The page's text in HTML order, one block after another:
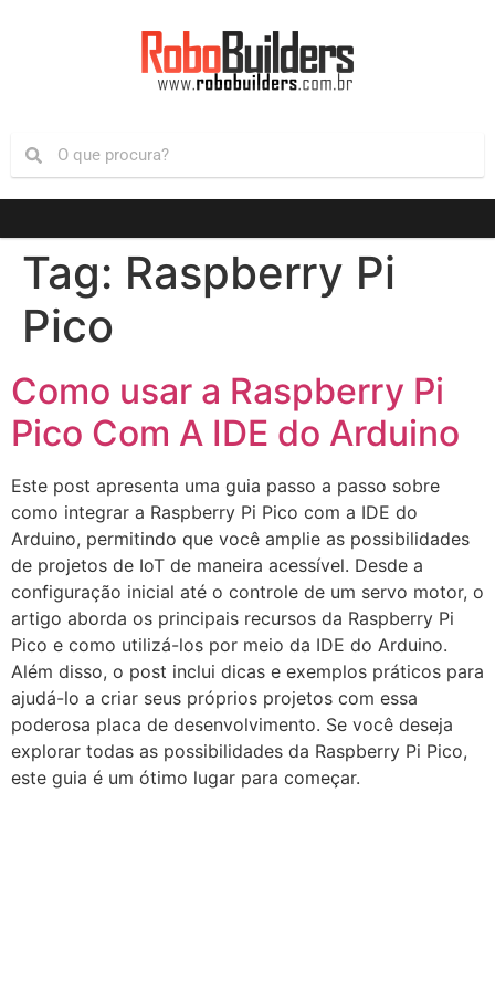
Tag: Raspberry Pi
Pico
Como usar a Raspberry Pi
Pico Com A IDE do Arduino
Este post apresenta uma guia passo a passo sobre
como integrar a Raspberry Pi Pico com a IDE do
Arduino, permitindo que você amplie as possibilidades
de projetos de IoT de maneira acessível. Desde a
configuração inicial até o controle de um servo motor, o
artigo aborda os principais recursos da Raspberry Pi
Pico e como utilizá-los por meio da IDE do Arduino.
Além disso, o post inclui dicas e exemplos práticos para
ajudá-lo a criar seus próprios projetos com essa
poderosa placa de desenvolvimento. Se você deseja
explorar todas as possibilidades da Raspberry Pi Pico,
este guia é um ótimo lugar para começar.